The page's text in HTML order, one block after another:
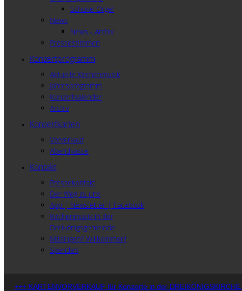
Schuke-Orgel
News
News - Archiv
Pressestimmen
Konzertprogramm
Aktuelle Kirchenmusik
Jahresprogramm
Konzertkalender
Archiv
Konzertkarten
Vorverkauf
Abendkasse
Kontakt
Pressekontakt
Der Weg zu uns
App | Newsletter | Facebook
Kirchenmusik in der
Dreikönigsgemeinde
Mitsingen? Willkommen!
Spenden
+++ KARTENVORVERKAUF für Konzerte in der